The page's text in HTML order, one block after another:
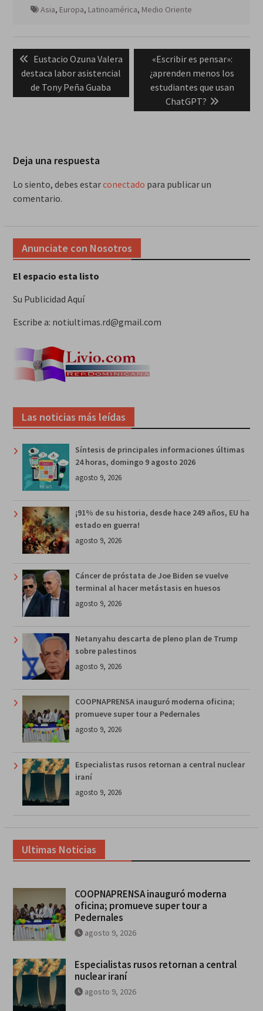
Asia, Europa, Latinoamérica, Medio Oriente
de
entradas
Previous
post:
Eustacio Ozuna Valera
destaca labor asistencial
de Tony Peña Guaba
Next
post:
«Escribir es pensar»:
¿aprenden menos los
estudiantes que usan
ChatGPT?
Deja una respuesta
Lo siento, debes estarconectado para publicar un
comentario.
Anunciate con Nosotros
El espacio esta listo
Su Publicidad Aquí
Escribe a: notiultimas.rd@gmail.com
Las noticias más leídas
Síntesis de principales informaciones últimas
24 horas, domingo 9 agosto 2026
agosto 9, 2026
¡91% de su historia, desde hace 249 años, EU ha
estado en guerra!
agosto 9, 2026
Cáncer de próstata de Joe Biden se vuelve
terminal al hacer metástasis en huesos
agosto 9, 2026
Netanyahu descarta de pleno plan de Trump
sobre palestinos
agosto 9, 2026
COOPNAPRENSA inauguró moderna oficina;
promueve super tour a Pedernales
agosto 9, 2026
Especialistas rusos retornan a central nuclear
iraní
agosto 9, 2026
Ultimas Noticias
COOPNAPRENSA inauguró moderna
oficina; promueve super tour a
Pedernales
agosto 9, 2026
Especialistas rusos retornan a central
nuclear iraní
agosto 9, 2026